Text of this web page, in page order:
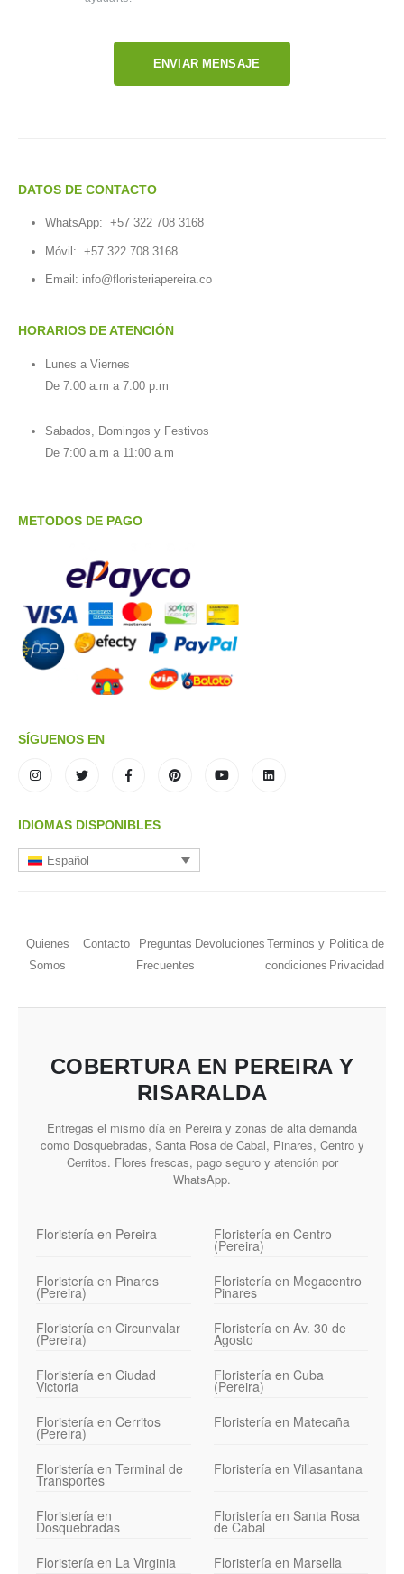
ENVIAR MENSAJE
DATOS DE CONTACTO
WhatsApp: +57 322 708 3168
Móvil: +57 322 708 3168
Email: info@floristeriapereira.co
HORARIOS DE ATENCIÓN
Lunes a Viernes
De 7:00 a.m a 7:00 p.m
Sabados, Domingos y Festivos
De 7:00 a.m a 11:00 a.m
METODOS DE PAGO
SÍGUENOS EN
IDIOMAS DISPONIBLES
Español
Quienes
Somos
Contacto
Preguntas
Frecuentes
Devoluciones Terminos y
condiciones
Politica de
Privacidad
COBERTURA EN PEREIRA Y
RISARALDA
Entregas el mismo día en Pereira y zonas de alta demanda
como Dosquebradas, Santa Rosa de Cabal, Pinares, Centro y
Cerritos. Flores frescas, pago seguro y atención por
WhatsApp.
Floristería en Pereira Floristería en Centro
(Pereira)
Floristería en Pinares
(Pereira)
Floristería en Megacentro
Pinares
Floristería en Circunvalar
(Pereira)
Floristería en Av. 30 de
Agosto
Floristería en Ciudad
Victoria
Floristería en Cuba
(Pereira)
Floristería en Cerritos
(Pereira)
Floristería en Matecaña
Floristería en Terminal de
Transportes
Floristería en Villasantana
Floristería en
Dosquebradas
Floristería en Santa Rosa
de Cabal
Floristería en La Virginia
Floristería en Marsella